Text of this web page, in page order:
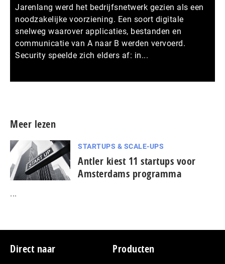
Jarenlang werd het bedrijfsnetwerk gezien als een
noodzakelijke voorziening. Een soort digitale
snelweg waarover applicaties, bestanden en
communicatie van A naar B werden vervoerd.
Security speelde zich elders af: in...
Meer lezen
STARTUPS & SCALE-UPS
Antler kiest 11 startups voor
Amsterdams programma
...
Footer
Direct naar Producten